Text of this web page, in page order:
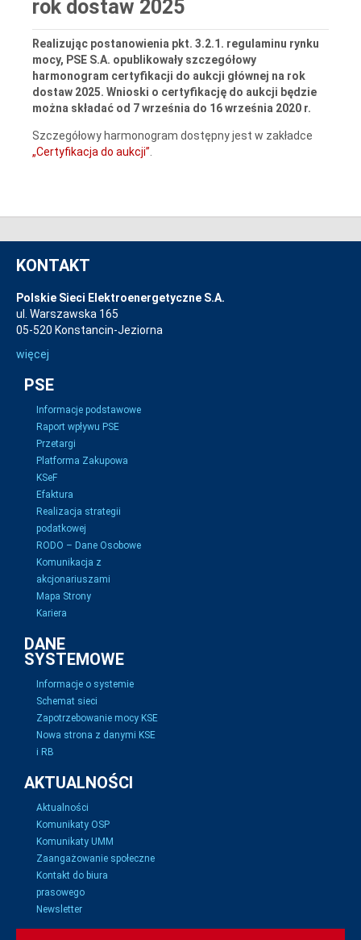
rok dostaw 2025
Realizując postanowienia pkt. 3.2.1. regulaminu rynku
mocy, PSE S.A. opublikowały szczegółowy
harmonogram certyfikacji do aukcji głównej na rok
dostaw 2025. Wnioski o certyfikację do aukcji będzie
można składać od 7 września do 16 września 2020 r.
Szczegółowy harmonogram dostępny jest w zakładce
„Certyfikacja do aukcji”
KONTAKT
Polskie Sieci Elektroenergetyczne S.A.
ul. Warszawska 165
05-520 Konstancin-Jeziorna
więcej
PSE
Informacje podstawowe
Raport wpływu PSE
Przetargi
Platforma Zakupowa
KSeF
Efaktura
Realizacja strategii
podatkowej
RODO – Dane Osobowe
Komunikacja z
akcjonariuszami
Mapa Strony
Kariera
DANE
SYSTEMOWE
Informacje o systemie
Schemat sieci
Zapotrzebowanie mocy KSE
Nowa strona z danymi KSE
i RB
AKTUALNOŚCI
Aktualności
Komunikaty OSP
Komunikaty UMM
Zaangażowanie społeczne
Kontakt do biura
prasowego
Newsletter